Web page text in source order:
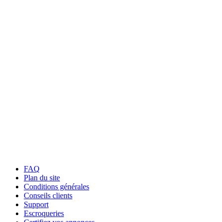
FAQ
Plan du site
Conditions générales
Conseils clients
Support
Escroqueries